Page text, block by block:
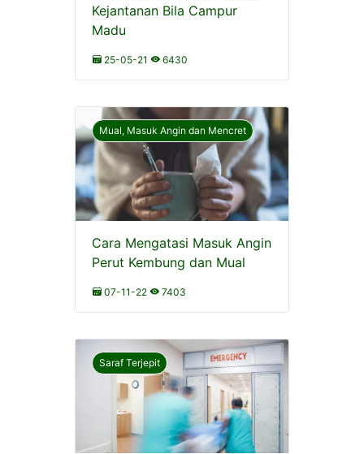
Kejantanan Bila Campur
Madu
25-05-21 6430
Mual, Masuk Angin dan Mencret
Cara Mengatasi Masuk Angin
Perut Kembung dan Mual
07-11-22 7403
Saraf Terjepit